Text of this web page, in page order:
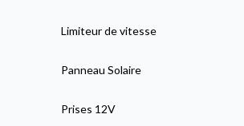
Limiteur de vitesse
Panneau Solaire
Prises 12V